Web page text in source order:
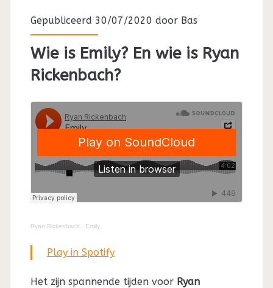
Gepubliceerd 30/07/2020 door Bas
Wie is Emily? En wie is Ryan
Rickenbach?
Ryan Rickenbach · Emily
Play in Spotify
Het zijn spannende tijden voor Ryan